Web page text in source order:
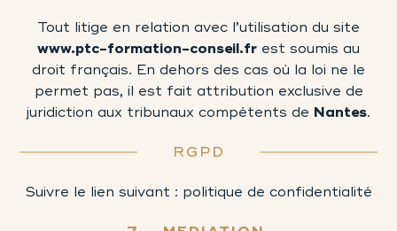
Tout litige en relation avec l’utilisation du site
www.ptc-formation-conseil.fr est soumis au
droit français. En dehors des cas où la loi ne le
permet pas, il est fait attribution exclusive de
juridiction aux tribunaux compétents de Nantes.
RGPD
Suivre le lien suivant : politique de confidentialité